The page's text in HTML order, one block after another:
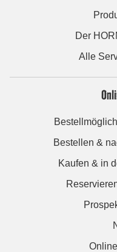
Der
Alle
Bestellen &
Kaufen & in